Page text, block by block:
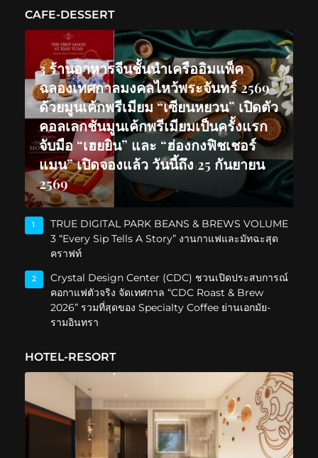
CAFE-DESSERT
3 ร้านอาหารจีนชั้นนำเครืออิมแพ็ค
ฉลองเทศกาลมงคลไหว้พระจันทร์ 2569
ด้วยมูนเค้กพรีเมียม “เซียนหยวน” เปิดตัว
คอลเลกชันมูนเค้กพรีเมียมเป็นครั้งแรก
จับมือ “เฮยยิน” และ “ฮ่องกงฟิชเชอร์
แมน” เปิดจองแล้ว วันนี้ถึง 25 กันยายน
2569
1
TRUE DIGITAL PARK BEANS & BREWS VOLUME
3 “Every Sip Tells A Story” งานกาแฟและมัทฉะสุด
คราฟท์
2
Crystal Design Center (CDC) ชวนเปิดประสบการณ์
คอกาแฟตัวจริง จัดเทศกาล “CDC Roast & Brew
2026” รวมที่สุดของ Specialty Coffee ย่านเอกมัย-
รามอินทรา
HOTEL-RESORT